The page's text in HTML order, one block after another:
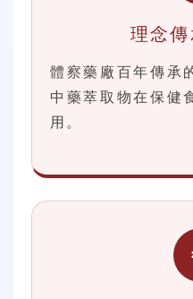
理念
體察藥廠百年傳承
中藥萃取物在保健
用。